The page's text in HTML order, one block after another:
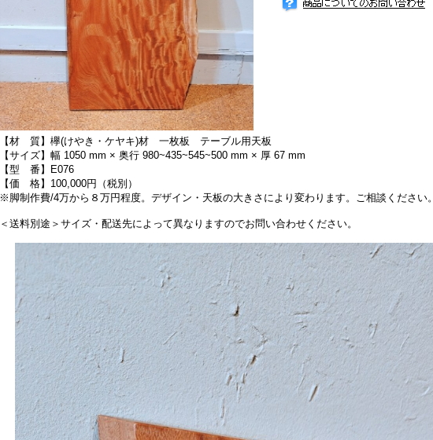
【材 質】欅(けやき・ケヤキ)材 一枚板 テーブル用天板
【サイズ】幅 1050 mm × 奥行 980~435~545~500 mm × 厚 67 mm
【型 番】E076
【価 格】100,000円（税別）
※脚制作費/4万から８万円程度。デザイン・天板の大きさにより変わります。ご相談ください。
＜送料別途＞サイズ・配送先によって異なりますのでお問い合わせください。